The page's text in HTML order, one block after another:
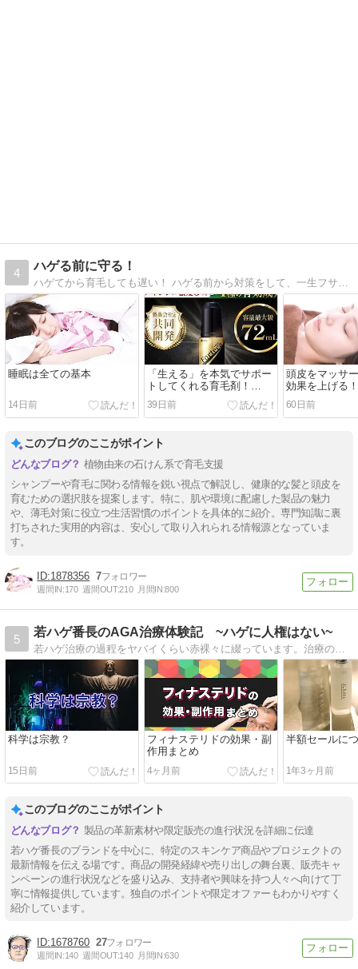
4
ハゲる前に守る！
睡眠は全ての基本
14日前
「生える」を本気でサポー
トしてくれる育毛剤！
「FORTECA（フォルテ
カ）」
39日前
頭皮をマッサ
効果を上げる！
60日前
このブログのここがポイント
植物由来の石けん系で育毛支援
シャンプーや育毛に関わる情報を鋭い視点で解説し、健康的な髪と頭皮を
育むための選択肢を提案します。特に、肌や環境に配慮した製品の魅力
や、薄毛対策に役立つ生活習慣のポイントを具体的に紹介。専門知識に裏
打ちされた実用的内容は、安心して取り入れられる情報源となっていま
す。
1878356 7
週間IN:170 週間OUT:210 月間IN:800
5
若ハゲ番長のAGA治療体験記 ~ハゲに人権はない~
若ハゲ治療の過程をヤバイくらい赤裸々に綴っています。治療の結果はブログにて。京大理系学部卒の知識を生かして、科学的根拠のある薄毛治療情報を発信しています。
科学は宗教？
15日前
フィナステリドの効果・副
作用まとめ
4ヶ月前
半額セールに
1年3ヶ月前
このブログのここがポイント
製品の革新素材や限定販売の進行状況を詳細に伝達
若ハゲ番長のブランドを中心に、特定のスキンケア商品やプロジェクトの
最新情報を伝える場です。商品の開発経緯や売り出しの舞台裏、販売キャ
ンペーンの進行状況などを盛り込み、支持者や興味を持つ人々へ向けて丁
寧に情報提供しています。独自のポイントや限定オファーもわかりやすく
紹介しています。
1678760 27
週間IN:140 週間OUT:140 月間IN:630